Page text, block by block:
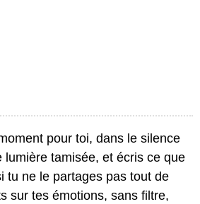
pour toi, dans le silence
lumière tamisée, et écris ce que
tu ne le partages pas tout de
sur tes émotions, sans filtre,